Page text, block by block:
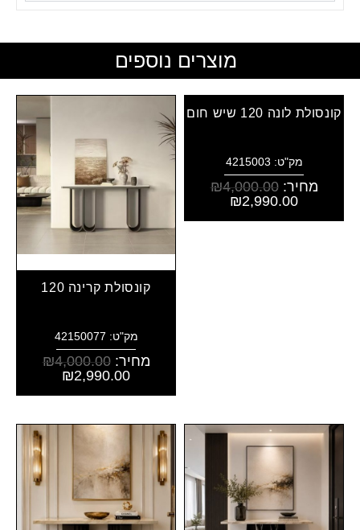
מוצרים נוספים
קונסולת לונה 120 שיש חום
מק"ט: 4215003
מחיר: ₪4,000.00
₪2,990.00
קונסולת קרינה 120
מק"ט: 42150077
מחיר: ₪4,000.00
₪2,990.00